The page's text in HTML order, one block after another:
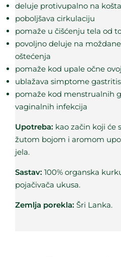
deluje protivupalno na
poboljšava cirkulaciju
pomaže u čišćenju tela od
povoljno deluje na
oštećenja
pomaže kod upale očne
ublažava simptome
pomaže kod menstrualnih
vaginalnih infekcija
Upotreba: kao začin koji će
žutom bojom i aromom
jela.
Sastav: 100% organska
pojačivača ukusa.
Zemlja porekla: Šri Lanka.